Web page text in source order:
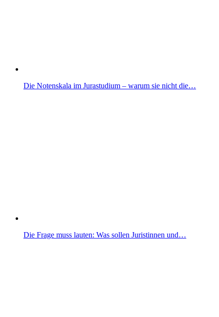
Die Notenskala im Jurastudium – warum sie nicht die…
Die Frage muss lauten: Was sollen Juristinnen und…